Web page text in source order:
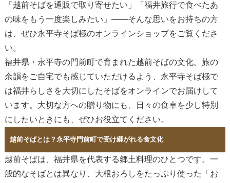
「越前そばを通販で取り寄せたい」「福井旅行で食べたあ
の味をもう一度楽しみたい」——そんな思いをお持ちの方
は、ぜひ永平寺そば極のオンラインショップをご覧くださ
い。
福井県・永平寺の門前町で育まれた越前そばの文化。旅の
余韻をご自宅でも感じていただけるよう、永平寺そば極で
は福井らしさを大切にしたそばをオンラインでお届けして
います。大切な方への贈り物にも、日々の食卓を少し特別
にしたいときにも、ぜひお役立てください。
越前そばとは？永平寺門前町で受け継がれる食文化
越前そばは、福井県を代表する郷土料理のひとつです。一
般的なそばとは異なり、 大根おろしをたっぷり使った「お